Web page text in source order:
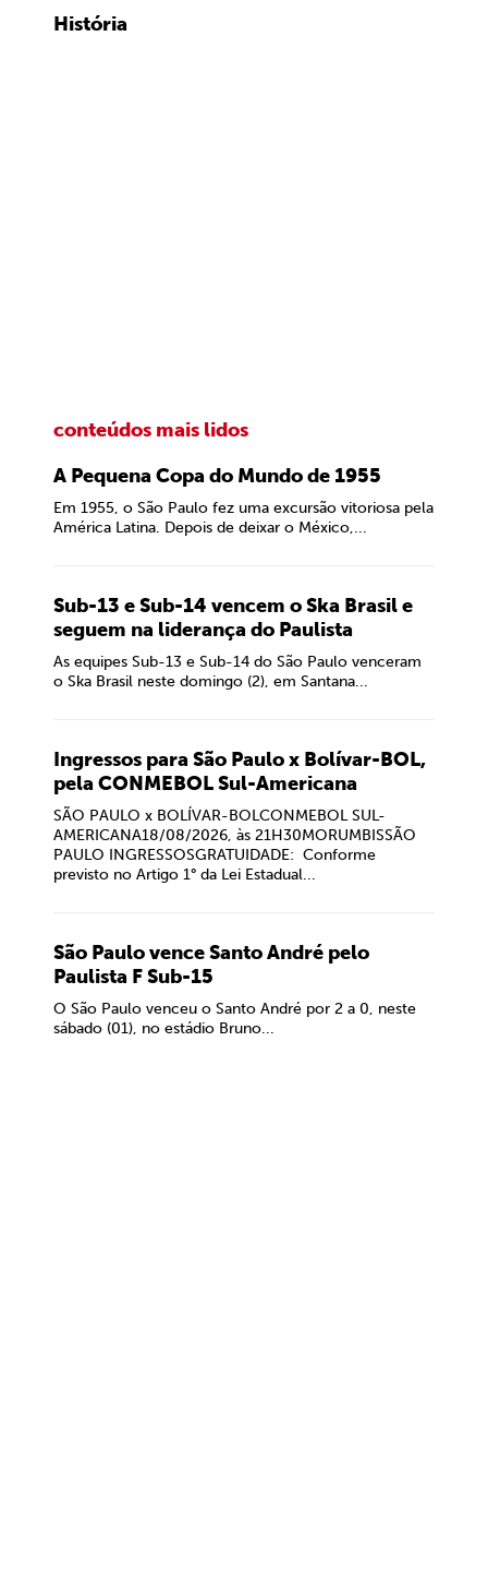
História
conteúdos mais lidos
A Pequena Copa do Mundo de 1955
Em 1955, o São Paulo fez uma excursão vitoriosa pela
América Latina. Depois de deixar o México,...
Sub-13 e Sub-14 vencem o Ska Brasil e
seguem na liderança do Paulista
As equipes Sub-13 e Sub-14 do São Paulo venceram
o Ska Brasil neste domingo (2), em Santana...
Ingressos para São Paulo x Bolívar-BOL,
pela CONMEBOL Sul-Americana
SÃO PAULO x BOLÍVAR-BOLCONMEBOL SUL-
AMERICANA18/08/2026, às 21H30MORUMBISSÃO
PAULO INGRESSOSGRATUIDADE: Conforme
previsto no Artigo 1° da Lei Estadual...
São Paulo vence Santo André pelo
Paulista F Sub-15
O São Paulo venceu o Santo André por 2 a 0, neste
sábado (01), no estádio Bruno...